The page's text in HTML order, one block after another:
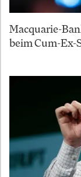
Macquarie-
beim Cum-